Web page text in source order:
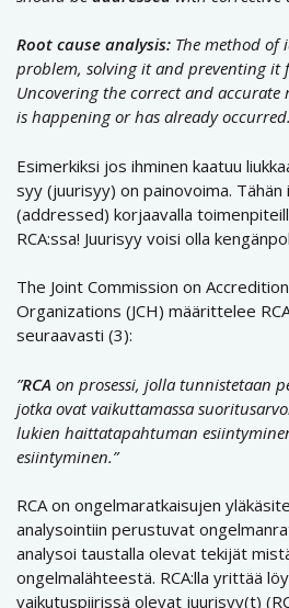
Root cause analysis: The method of
problem, solving it and preventing it
Uncovering the correct and accurate
is happening or has already occurred.
Esimerkiksi jos ihminen kaatuu
syy (juurisyy) on painovoima.
(addressed) korjaavalla
RCA:ssa! Juurisyy voisi olla
The Joint Commission on
Organizations (JCH) määrittelee
seuraavasti (3):
”RCA on prosessi, jolla tunnistetaan
jotka ovat vaikuttamassa
lukien haittatapahtuman
esiintyminen.”
RCA on ongelmaratkaisujen
analysointiin perustuvat
analysoi taustalla olevat tekijät
ongelmalähteestä. RCA:lla yrittää
vaikutuspiirissä olevat juurisyy(t)